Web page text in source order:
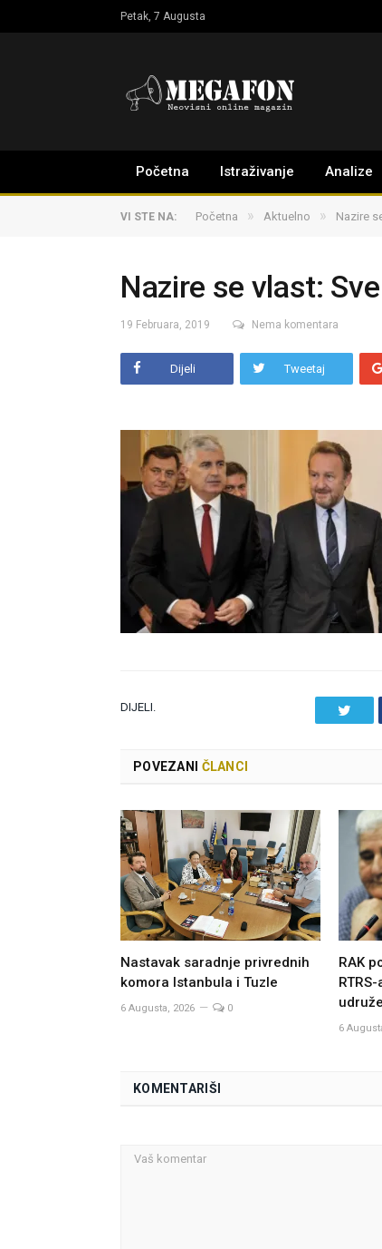
Petak, 7 Augusta
Početna Istraživanje Analize
VI STE NA: Početna » Aktuelno » Nazire
Nazire se vlast:
19 Februara, 2019 Nema komentara
Dijeli Tweetaj
DIJELI.
POVEZANI ČLANCI
Nastavak saradnje privrednih
komora Istanbula i Tuzle
6 Augusta, 2026 0
RAK
6
KOMENTARIŠI